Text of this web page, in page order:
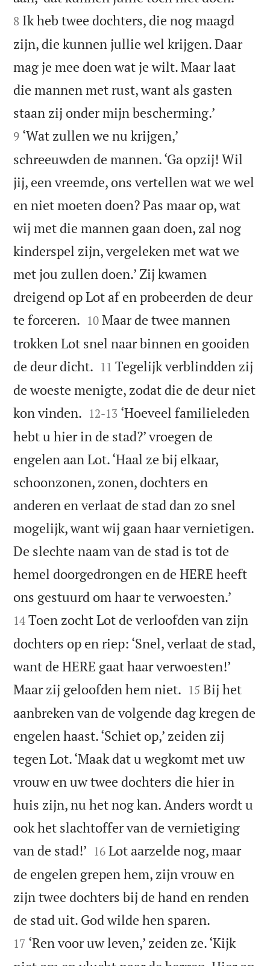
8 Ik heb twee dochters, die nog maagd
zijn, die kunnen jullie wel krijgen. Daar
mag je mee doen wat je wilt. Maar laat
die mannen met rust, want als gasten
staan zij onder mijn bescherming.’
9 ‘Wat zullen we nu krijgen,’
schreeuwden de mannen. ‘Ga opzij! Wil
jij, een vreemde, ons vertellen wat we wel
en niet moeten doen? Pas maar op, wat
wij met die mannen gaan doen, zal nog
kinderspel zijn, vergeleken met wat we
met jou zullen doen.’ Zij kwamen
dreigend op Lot af en probeerden de deur
te forceren. 

10 Maar de twee mannen
trokken Lot snel naar binnen en gooiden
de deur dicht. 

11 Tegelijk verblindden zij
de woeste menigte, zodat die de deur niet
kon vinden. 

12-13 ‘Hoeveel familieleden
hebt u hier in de stad?’ vroegen de
engelen aan Lot. ‘Haal ze bij elkaar,
schoonzonen, zonen, dochters en
anderen en verlaat de stad dan zo snel
mogelijk, want wij gaan haar vernietigen.
De slechte naam van de stad is tot de
hemel doorgedrongen en de HERE heeft
ons gestuurd om haar te verwoesten.’
14 Toen zocht Lot de verloofden van zijn
dochters op en riep: ‘Snel, verlaat de stad,
want de HERE gaat haar verwoesten!’
Maar zij geloofden hem niet. 

15 Bij het
aanbreken van de volgende dag kregen de
engelen haast. ‘Schiet op,’ zeiden zij
tegen Lot. ‘Maak dat u wegkomt met uw
vrouw en uw twee dochters die hier in
huis zijn, nu het nog kan. Anders wordt u
ook het slachtoffer van de vernietiging
van de stad!’ 

16 Lot aarzelde nog, maar
de engelen grepen hem, zijn vrouw en
zijn twee dochters bij de hand en renden
de stad uit. God wilde hen sparen.
17 ‘Ren voor uw leven,’ zeiden ze. ‘Kijk